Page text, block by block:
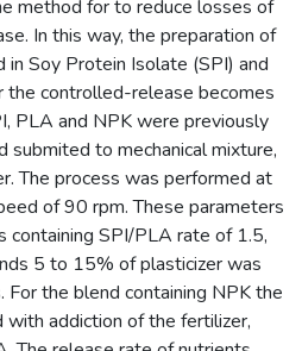
method for to reduce losses of
In this way, the preparation of
Soy Protein Isolate (SPI) and
controlled-release becomes
PLA and NPK were previously
submited to mechanical mixture,
The process was performed at
of 90 rpm. These parameters
containing SPI/PLA rate of 1.5,
5 to 15% of plasticizer was
the blend containing NPK the
addiction of the fertilizer,